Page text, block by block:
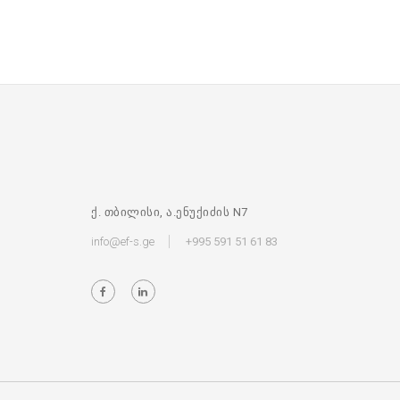
ქ. თბილისი, ა.ენუქიძის N7
info@ef-s.ge +995 591 51 61 83